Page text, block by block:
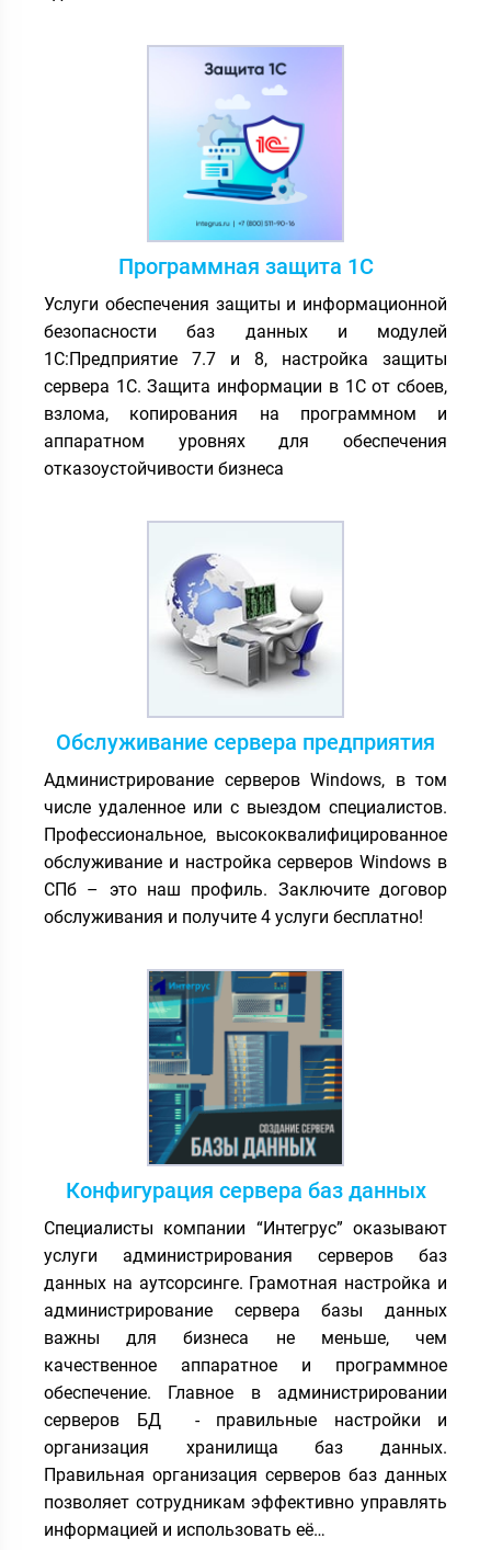
Программная защита 1С
Услуги обеспечения защиты и информационной
безопасности баз данных и модулей
1С:Предприятие 7.7 и 8, настройка защиты
сервера 1С. Защита информации в 1С от сбоев,
взлома, копирования на программном и
аппаратном уровнях для обеспечения
отказоустойчивости бизнеса
Обслуживание сервера предприятия
Администрирование серверов Windows, в том
числе удаленное или с выездом специалистов.
Профессиональное, высококвалифицированное
обслуживание и настройка серверов Windows в
СПб – это наш профиль. Заключите договор
обслуживания и получите 4 услуги бесплатно!
Конфигурация сервера баз данных
Специалисты компании “Интегрус” оказывают
услуги администрирования серверов баз
данных на аутсорсинге. Грамотная настройка и
администрирование сервера базы данных
важны для бизнеса не меньше, чем
качественное аппаратное и программное
обеспечение. Главное в администрировании
серверов БД - правильные настройки и
организация хранилища баз данных.
Правильная организация серверов баз данных
позволяет сотрудникам эффективно управлять
информацией и использовать её…